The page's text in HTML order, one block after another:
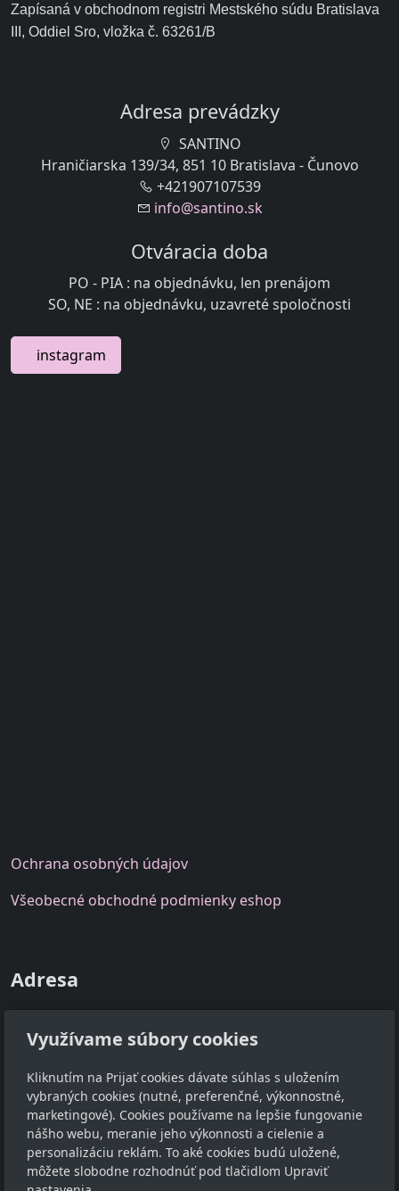
Zapísaná v obchodnom registri Mestského súdu Bratislava
III, Oddiel Sro, vložka č. 63261/B
Adresa prevádzky
SANTINO
Hraničiarska 139/34, 851 10 Bratislava - Čunovo
+421907107539
info@santino.sk
Otváracia doba
PO - PIA : na objednávku, len prenájom
SO, NE : na objednávku, uzavreté spoločnosti
instagram
Ochrana osobných údajov
Všeobecné obchodné podmienky eshop
Adresa
FAIRY, s.r.o.
Hraničiarska 34/139, 851 10 Bratislava - Čunovo
Kontakt
info@santino.sk
+421 907 107 539
Sledujte nás
Využívame súbory cookies
Kliknutím na Prijať cookies dávate súhlas s uložením
vybraných cookies (nutné, preferenčné, výkonnostné,
marketingové). Cookies používame na lepšie fungovanie
nášho webu, meranie jeho výkonnosti a cielenie a
personalizáciu reklám. To aké cookies budú uložené,
môžete slobodne rozhodnúť pod tlačidlom Upraviť